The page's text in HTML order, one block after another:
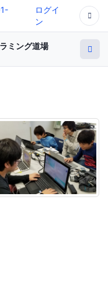
ログイ
ン
ミング道場